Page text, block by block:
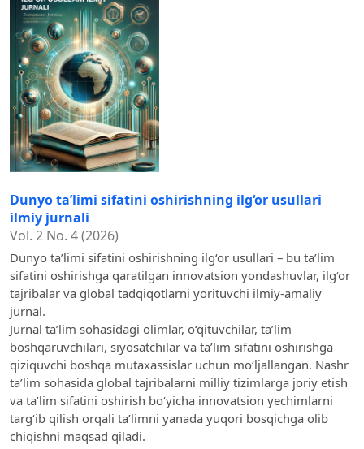
Dunyo ta’limi sifatini oshirishning ilg‘or usullari
ilmiy jurnali
Vol. 2 No. 4 (2026)
Dunyo ta’limi sifatini oshirishning ilg‘or usullari – bu ta’lim
sifatini oshirishga qaratilgan innovatsion yondashuvlar, ilg‘or
tajribalar va global tadqiqotlarni yorituvchi ilmiy-amaliy
jurnal.
Jurnal ta’lim sohasidagi olimlar, o‘qituvchilar, ta’lim
boshqaruvchilari, siyosatchilar va ta’lim sifatini oshirishga
qiziquvchi boshqa mutaxassislar uchun mo‘ljallangan. Nashr
ta’lim sohasida global tajribalarni milliy tizimlarga joriy etish
va ta’lim sifatini oshirish bo‘yicha innovatsion yechimlarni
targ‘ib qilish orqali ta’limni yanada yuqori bosqichga olib
chiqishni maqsad qiladi.